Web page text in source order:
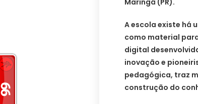
A escola existe há
como material
digital
inovação e
pedagógica, traz
construção do